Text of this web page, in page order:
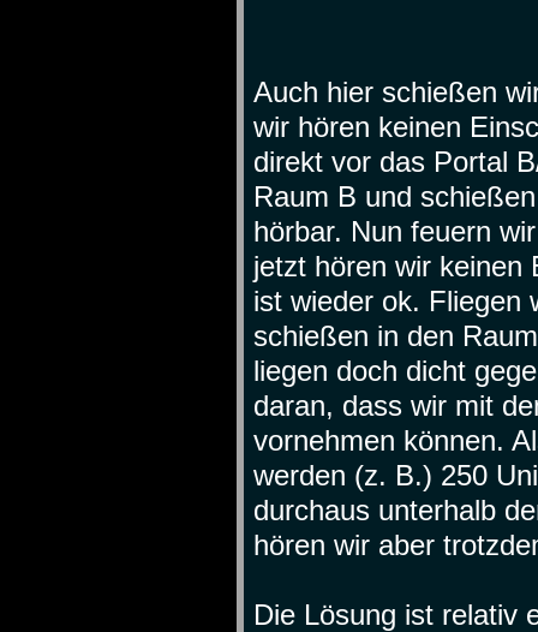
Auch hier schießen
wir hören keinen
direkt vor das Portal
Raum B und
hörbar. Nun feuern
jetzt hören wir keinen
ist wieder ok. Fliegen
schießen in den
liegen doch dicht
daran, dass wir mit
vornehmen können.
werden (z. B.) 250
durchaus unterhalb
hören wir aber
Die Lösung ist relativ